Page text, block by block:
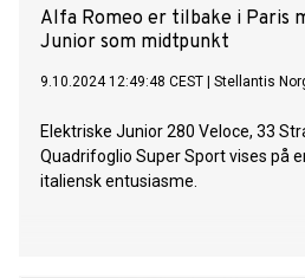
Alfa Romeo er tilbake i Paris
Junior som midtpunkt
9.10.2024 12:49:48 CEST Stellantis
Elektriske Junior 280 Veloce, 33
Quadrifoglio Super Sport vises på
italiensk entusiasme.